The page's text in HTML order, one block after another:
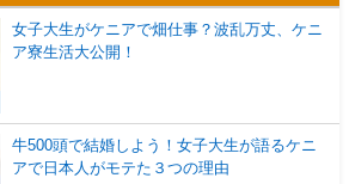
女子大生がケニアで畑仕事？波乱万丈、ケニ
ア寮生活大公開！
牛500頭で結婚しよう！女子大生が語るケニ
アで日本人がモテた３つの理由